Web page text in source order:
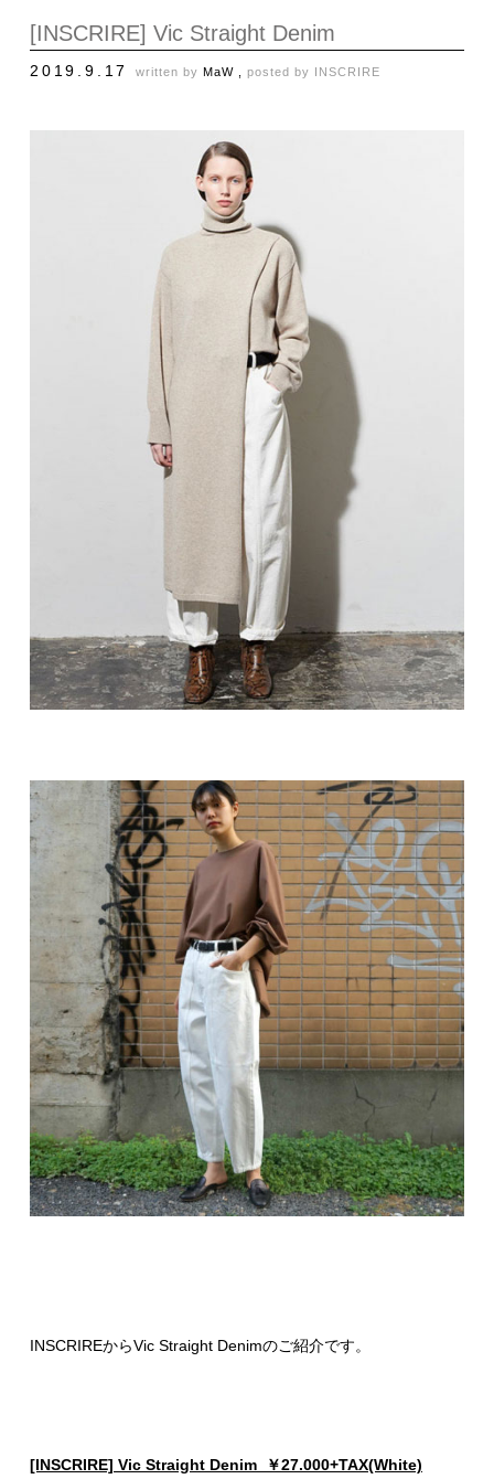
[INSCRIRE] Vic Straight Denim
2019.9.17 written by MaW , posted by INSCRIRE
INSCRIREからVic Straight Denimのご紹介です。
[INSCRIRE] Vic Straight Denim ￥27.000+TAX(White)